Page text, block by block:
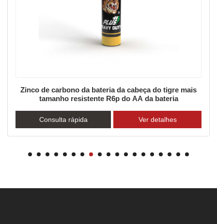
Bateria Tiger Head Carbon Zinc Plus Bateria para
serviço pesado R20p
Consulta rápida Ver detalhes